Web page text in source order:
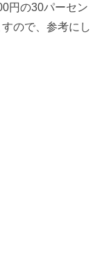
円の30パーセン
ので、参考にし